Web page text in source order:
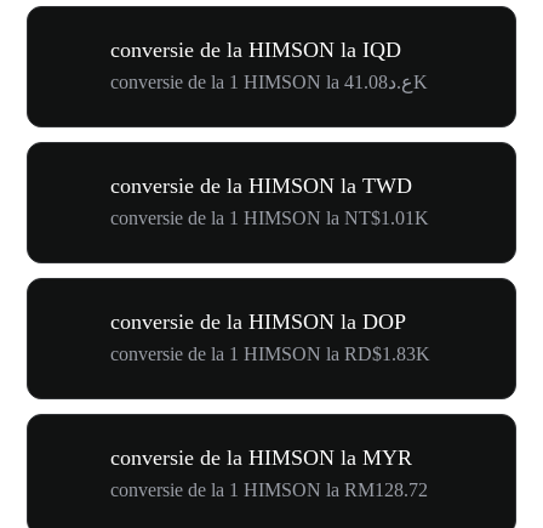
conversie de la HIMSON la IQD
conversie de la 1 HIMSON la ع.د41.08K
conversie de la HIMSON la TWD
conversie de la 1 HIMSON la NT$1.01K
conversie de la HIMSON la DOP
conversie de la 1 HIMSON la RD$1.83K
conversie de la HIMSON la MYR
conversie de la 1 HIMSON la RM128.72